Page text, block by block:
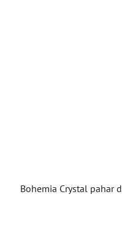
Bohemia Crystal pahar